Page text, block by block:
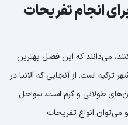
انجام تفریحات
می‌دانند که این فصل بهترین
ترکیه است. از آنجایی که آلانیا در
طولانی و گرم است. سواحل
می‌توان انواع تفریحات